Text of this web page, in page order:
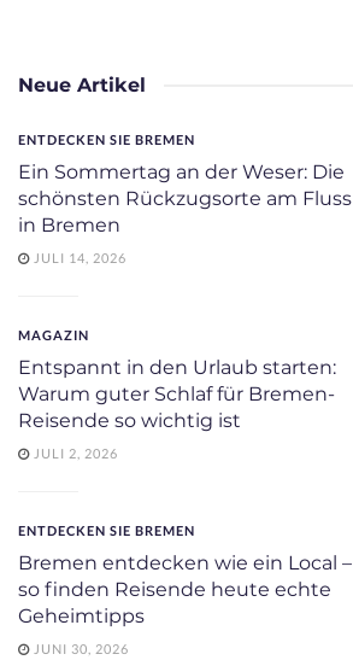
Neue Artikel
ENTDECKEN SIE BREMEN
Ein Sommertag an der Weser: Die
schönsten Rückzugsorte am Fluss
in Bremen
JULI 14, 2026
MAGAZIN
Entspannt in den Urlaub starten:
Warum guter Schlaf für Bremen-
Reisende so wichtig ist
JULI 2, 2026
ENTDECKEN SIE BREMEN
Bremen entdecken wie ein Local –
so finden Reisende heute echte
Geheimtipps
JUNI 30, 2026